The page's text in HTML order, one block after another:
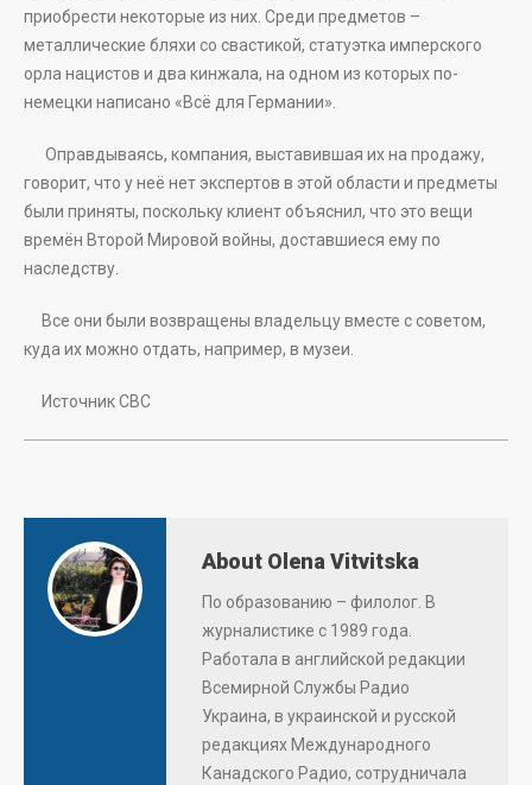
приобрести некоторые из них. Среди предметов –
металлические бляхи со свастикой, статуэтка имперского
орла нацистов и два кинжала, на одном из которых по-
немецки написано «Всё для Германии».
Оправдываясь, компания, выставившая их на продажу,
говорит, что у неё нет экспертов в этой области и предметы
были приняты, поскольку клиент объяснил, что это вещи
времён Второй Мировой войны, доставшиеся ему по
наследству.
Все они были возвращены владельцу вместе с советом,
куда их можно отдать, например, в музеи.
Источник СВС
About Olena Vitvitska
По образованию – филолог. В
журналистике с 1989 года.
Работала в английской редакции
Всемирной Службы Радио
Украина, в украинской и русской
редакциях Международного
Канадского Радио, сотрудничала